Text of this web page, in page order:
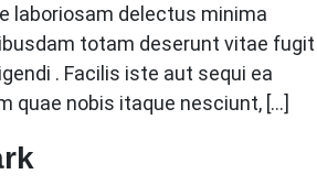
laboriosam delectus minima
totam deserunt vitae fugit
. Facilis iste aut sequi ea
quae nobis itaque nesciunt, […]